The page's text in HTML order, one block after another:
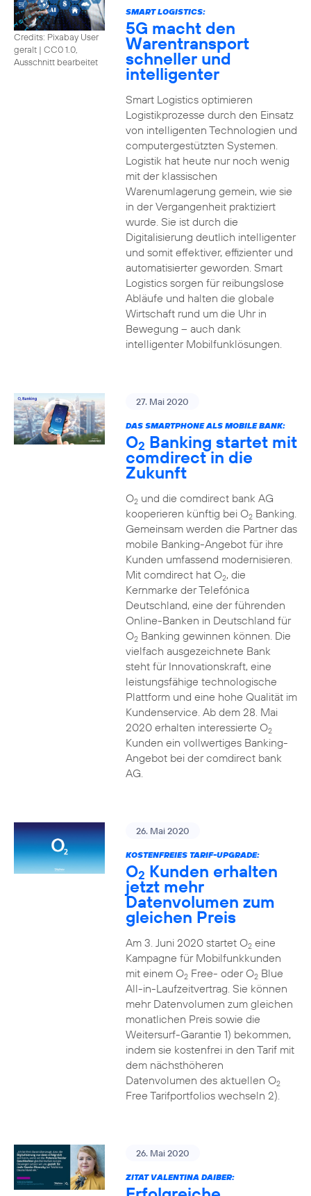
Credits: Pixabay User
geralt | CC0 1.0,
Ausschnitt bearbeitet
SMART LOGISTICS:
5G macht den
Warentransport
schneller und
intelligenter
Smart Logistics optimieren
Logistikprozesse durch den Einsatz
von intelligenten Technologien und
computergestützten Systemen.
Logistik hat heute nur noch wenig
mit der klassischen
Warenumlagerung gemein, wie sie
in der Vergangenheit praktiziert
wurde. Sie ist durch die
Digitalisierung deutlich intelligenter
und somit effektiver, effizienter und
automatisierter geworden. Smart
Logistics sorgen für reibungslose
Abläufe und halten die globale
Wirtschaft rund um die Uhr in
Bewegung – auch dank
intelligenter Mobilfunklösungen.
27. Mai 2020
DAS SMARTPHONE ALS MOBILE BANK:
O2 Banking startet mit
comdirect in die
Zukunft
O2und die comdirect bank AG
kooperieren künftig bei O2Banking.
Gemeinsam werden die Partner das
mobile Banking-Angebot für ihre
Kunden umfassend modernisieren.
Mit comdirect hat O2, die
Kernmarke der Telefónica
Deutschland, eine der führenden
Online-Banken in Deutschland für
O2Banking gewinnen können. Die
vielfach ausgezeichnete Bank
steht für Innovationskraft, eine
leistungsfähige technologische
Plattform und eine hohe Qualität im
Kundenservice. Ab dem 28. Mai
2020 erhalten interessierte O2
Kunden ein vollwertiges Banking-
Angebot bei der comdirect bank
AG.
26. Mai 2020
KOSTENFREIES TARIF-UPGRADE:
O2 Kunden erhalten
jetzt mehr
Datenvolumen zum
gleichen Preis
Am 3. Juni 2020 startet O2eine
Kampagne für Mobilfunkkunden
mit einem O2Free- oder O2Blue
All-in-Laufzeitvertrag. Sie können
mehr Datenvolumen zum gleichen
monatlichen Preis sowie die
Weitersurf-Garantie 1) bekommen,
indem sie kostenfrei in den Tarif mit
dem nächsthöheren
Datenvolumen des aktuellen O2
Free Tarifportfolios wechseln 2).
26. Mai 2020
ZITAT VALENTINA DAIBER: